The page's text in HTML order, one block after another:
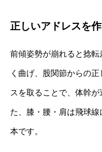
正しいアドレスを
前傾姿勢が崩れると捻
く曲げ、股関節からの
スを取ることで、体幹
た、膝・腰・肩は飛球
本です。